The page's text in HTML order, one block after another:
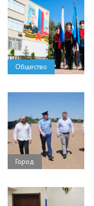
Общество
Город